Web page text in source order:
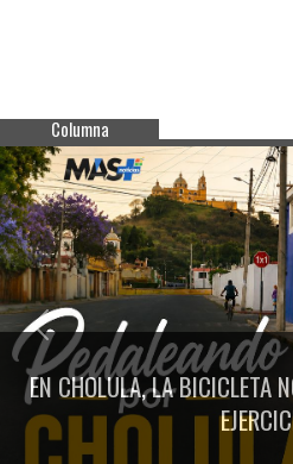
Columna
EN CHOLULA, LA BICICLETA
Previous